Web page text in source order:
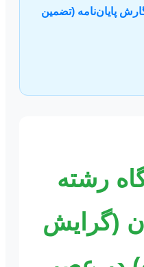
پایان‌نامه (تضمین
رشته
(گرایش